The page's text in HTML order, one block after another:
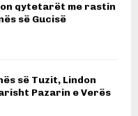
qytetarët me rastin
së Gucisë
së Tuzit, Lindon
Pazarin e Verës